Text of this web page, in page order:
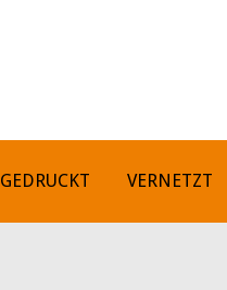
GEDRUCKT VERNETZT